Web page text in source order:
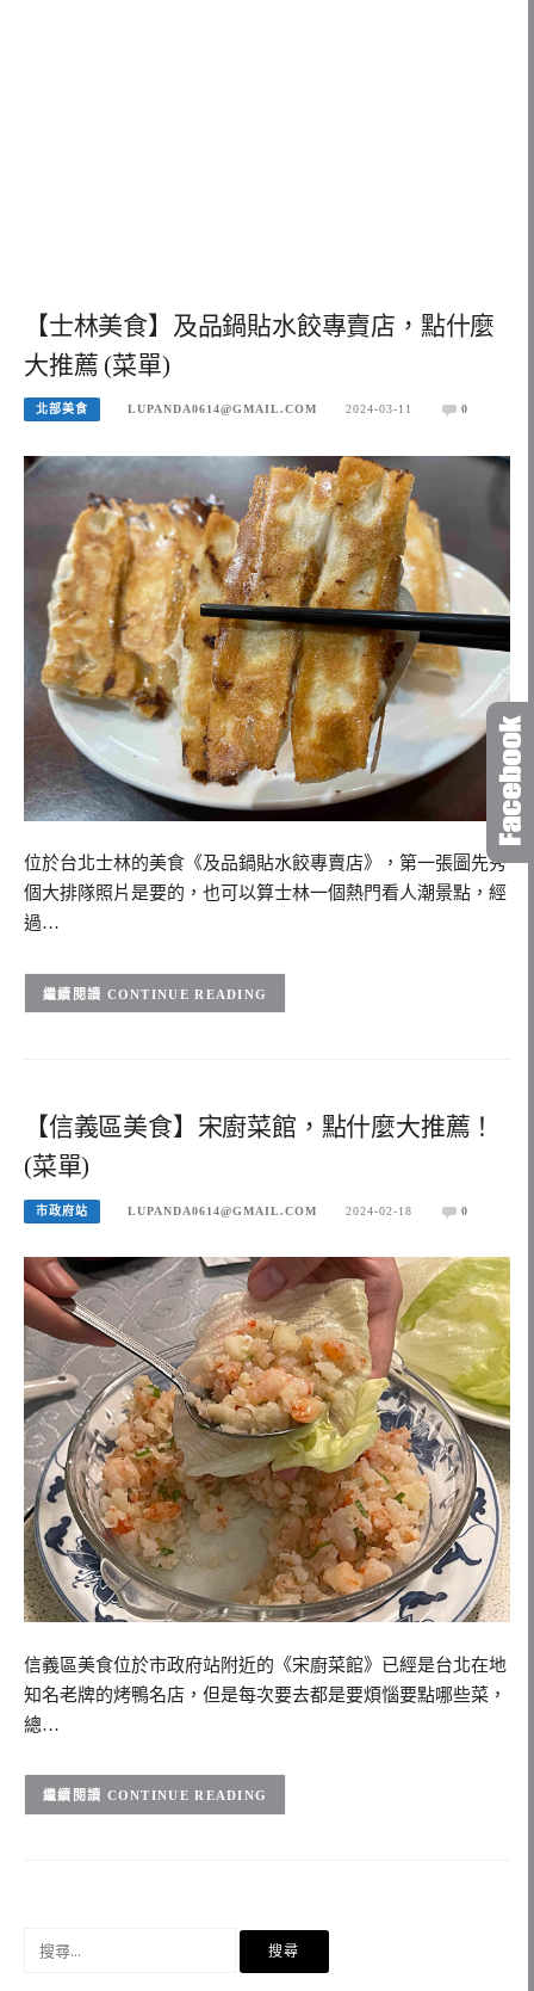
【士林美食】及品鍋貼水餃專賣店，點什麼
大推薦 (菜單)
北部美食 LUPANDA0614@GMAIL.COM 2024-03-11 0
位於台北士林的美食《及品鍋貼水餃專賣店》，第一張圖先秀
個大排隊照片是要的，也可以算士林一個熱門看人潮景點，經
過…
CONTINUE READING
【信義區美食】宋廚菜館，點什麼大推薦！
(菜單)
市政府站 LUPANDA0614@GMAIL.COM 2024-02-18 0
信義區美食位於市政府站附近的《宋廚菜館》已經是台北在地
知名老牌的烤鴨名店，但是每次要去都是要煩惱要點哪些菜，
總…
CONTINUE READING